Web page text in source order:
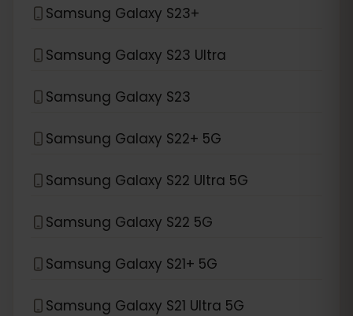
Samsung Galaxy S23+
Samsung Galaxy S23 Ultra
Samsung Galaxy S23
Samsung Galaxy S22+ 5G
Samsung Galaxy S22 Ultra 5G
Samsung Galaxy S22 5G
Samsung Galaxy S21+ 5G
Samsung Galaxy S21 Ultra 5G